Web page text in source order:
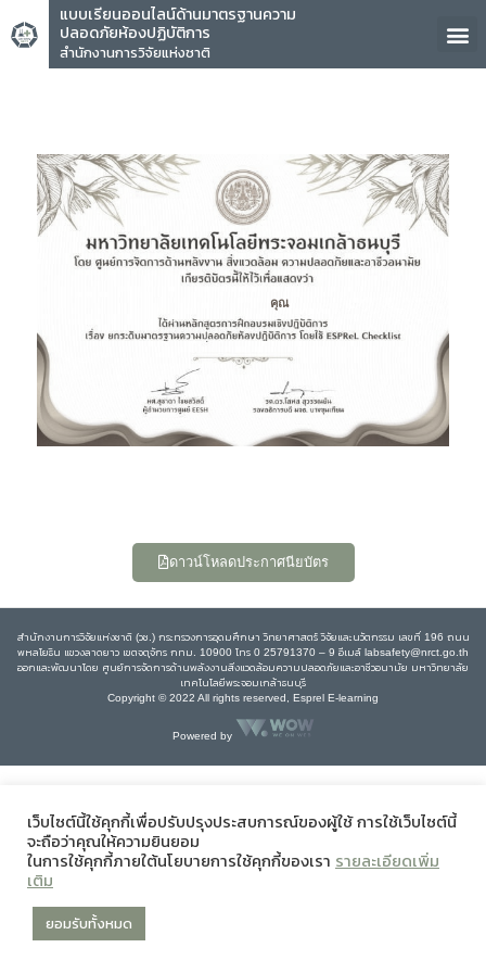
แบบเรียนออนไลน์ด้านมาตรฐานความ
ปลอดภัยห้องปฏิบัติการ
สำนักงานการวิจัยแห่งชาติ
คุณ
ดาวน์โหลดประกาศนียบัตร
สำนักงานการวิจัยแห่งชาติ (วช.) กระทรวงการอุดมศึกษา วิทยาศาสตร์ วิจัยและนวัตกรรม เลขที่ 196 ถนน
พหลโยธิน แขวงลาดยาว เขตจตุจักร กทม. 10900 โทร 0 25791370 – 9 อีเมล์ labsafety@nrct.go.th
ออกและพัฒนาโดย ศูนย์การจัดการด้านพลังงานสิ่งแวดล้อมความปลอดภัยและอาชีวอนามัย มหาวิทยาลัย
เทคโนโลยีพระจอมเกล้าธนบุรี
Copyright © 2022 All rights reserved, Esprel E-learning
Powered by
เว็บไซต์นี้ใช้คุกกี้เพื่อปรับปรุงประสบการณ์ของผู้ใช้ การใช้เว็บไซต์นี้
จะถือว่าคุณให้ความยินยอม
ในการใช้คุกกี้ภายใต้นโยบายการใช้คุกกี้ของเรา รายละเอียดเพิ่ม
เติม
ยอมรับทั้งหมด